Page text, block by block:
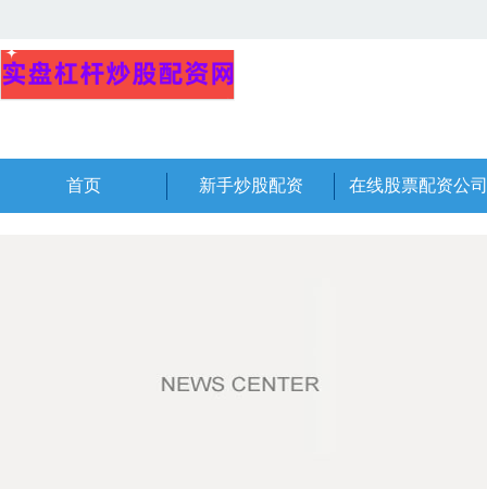
首页 新手炒股配资 在线股票配资公司